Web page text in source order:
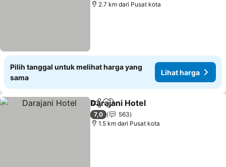
2.7 km dari Pusat kota
Pilih tanggal untuk melihat harga yang
sama
Lihat harga
BagikanTambahkan ke favorit
Darajani Hotel
7,0
563
1.5 km dari Pusat kota